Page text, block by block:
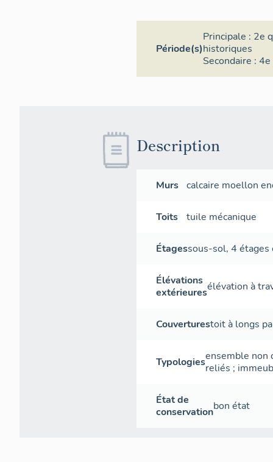
Période(s)
Principale : 2e
historiques
Secondaire : 4e
Description
Murs calcaire moellon
Toits tuile mécanique
Étagessous-sol, 4 étages
Élévations
extérieuresélévation à
Couverturestoit à longs
Typologiesensemble non
reliés ;
État de
conservationbon état